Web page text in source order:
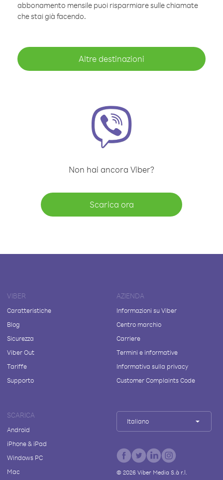
abbonamento mensile puoi risparmiare sulle chiamate
che stai già facendo.
Altre destinazioni
Non hai ancora Viber?
Scarica ora
VIBER
Caratteristiche
Blog
Sicurezza
Viber Out
Tariffe
Supporto
AZIENDA
Informazioni su Viber
Centro marchio
Carriere
Termini e informative
Informativa sulla privacy
Customer Complaints Code
SCARICA
Android
iPhone & iPad
Windows PC
Mac
Italiano
© 2026Viber Media S.à r.l.